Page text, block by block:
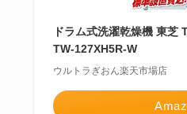
ドラム式洗濯乾燥機 東芝
TW-127XH5R-W
ウルトラぎおん楽天市場店